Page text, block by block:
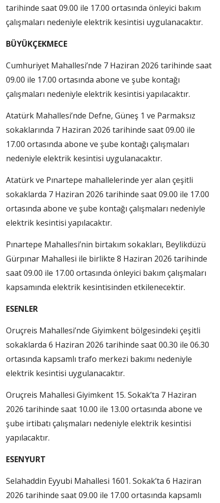
tarihinde saat 09.00 ile 17.00 ortasında önleyici bakım
çalışmaları nedeniyle elektrik kesintisi uygulanacaktır.
BÜYÜKÇEKMECE
Cumhuriyet Mahallesi’nde 7 Haziran 2026 tarihinde saat
09.00 ile 17.00 ortasında abone ve şube kontağı
çalışmaları nedeniyle elektrik kesintisi yapılacaktır.
Atatürk Mahallesi’nde Defne, Güneş 1 ve Parmaksız
sokaklarında 7 Haziran 2026 tarihinde saat 09.00 ile
17.00 ortasında abone ve şube kontağı çalışmaları
nedeniyle elektrik kesintisi uygulanacaktır.
Atatürk ve Pınartepe mahallelerinde yer alan çeşitli
sokaklarda 7 Haziran 2026 tarihinde saat 09.00 ile 17.00
ortasında abone ve şube kontağı çalışmaları nedeniyle
elektrik kesintisi yapılacaktır.
Pınartepe Mahallesi’nin birtakım sokakları, Beylikdüzü
Gürpınar Mahallesi ile birlikte 8 Haziran 2026 tarihinde
saat 09.00 ile 17.00 ortasında önleyici bakım çalışmaları
kapsamında elektrik kesintisinden etkilenecektir.
ESENLER
Oruçreis Mahallesi’nde Giyimkent bölgesindeki çeşitli
sokaklarda 6 Haziran 2026 tarihinde saat 00.30 ile 06.30
ortasında kapsamlı trafo merkezi bakımı nedeniyle
elektrik kesintisi uygulanacaktır.
Oruçreis Mahallesi Giyimkent 15. Sokak’ta 7 Haziran
2026 tarihinde saat 10.00 ile 13.00 ortasında abone ve
şube irtibatı çalışmaları nedeniyle elektrik kesintisi
yapılacaktır.
ESENYURT
Selahaddin Eyyubi Mahallesi 1601. Sokak’ta 6 Haziran
2026 tarihinde saat 09.00 ile 17.00 ortasında kapsamlı